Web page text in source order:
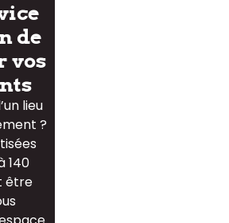
de
vos
lieu
?
140
être